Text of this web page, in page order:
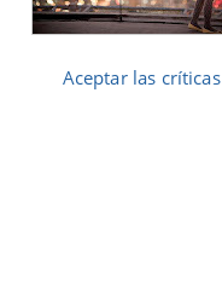
Aceptar las críticas